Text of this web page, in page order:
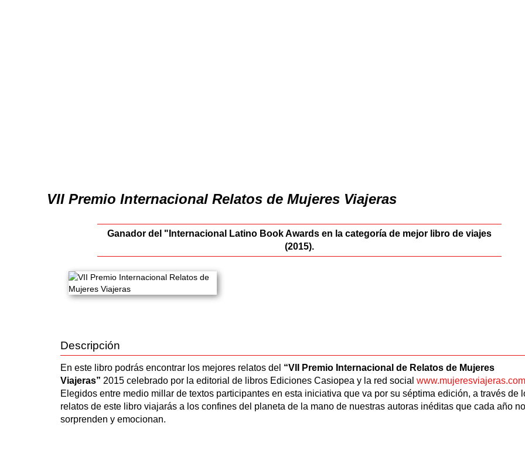
VII Premio Internacional Relatos de Mujeres Viajeras
Ganador del "Internacional Latino Book Awards en la categoría de mejor libro de viajes
(2015).
Descripción
En este libro podrás encontrar los mejores relatos del “VII Premio Internacional de Relatos de Mujeres
Viajeras” 2015 celebrado por la editorial de libros Ediciones Casiopea y la red social www.mujeresviajeras.com
Elegidos entre medio millar de textos participantes en esta iniciativa que va por su séptima edición, a través de
relatos de este libro viajarás a los confines del planeta de la mano de nuestras autoras inéditas que cada año
sorprenden y emocionan.